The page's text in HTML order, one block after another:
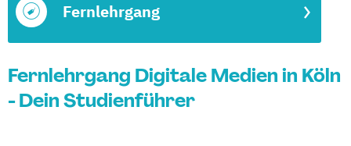
Fernlehrgang
Fernlehrgang Digitale Medien in Köln
- Dein Studienführer